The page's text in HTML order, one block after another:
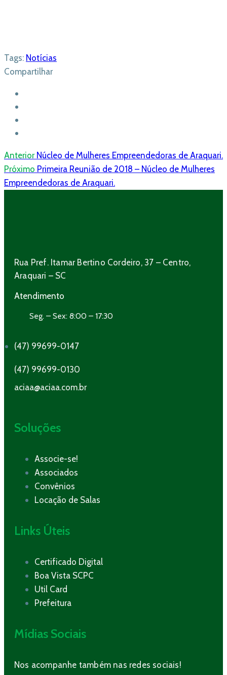
Tags: Notícias
Compartilhar
Anterior Núcleo de Mulheres Empreendedoras de Araquari.
Próximo Primeira Reunião de 2018 – Núcleo de Mulheres
Empreendedoras de Araquari.
Rua Pref. Itamar Bertino Cordeiro, 37 – Centro,
Araquari – SC
Atendimento
Seg. – Sex: 8:00 – 17:30
(47) 99699-0147
(47) 99699-0130
aciaa@aciaa.com.br
Soluções
Associe-se!
Associados
Convênios
Locação de Salas
Links Úteis
Certificado Digital
Boa Vista SCPC
Util Card
Prefeitura
Mídias Sociais
Nos acompanhe também nas redes sociais!